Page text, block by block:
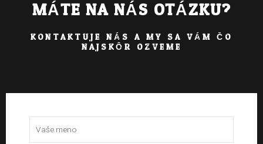
MÁTE NA NÁS OTÁZKU?
KONTAKTUJE NÁS A MY SA VÁM ČO
NAJSKÔR OZVEME